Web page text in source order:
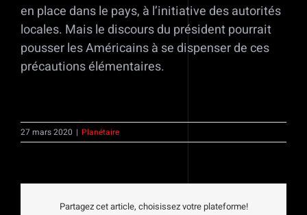
en place dans le pays, à l’initiative des autorités
locales. Mais le discours du président pourrait
pousser les Américains à se dispenser de ces
précautions élémentaires.
27 mars 2020 | Planétaire
Partagez cet article, choisissez votre plateforme!